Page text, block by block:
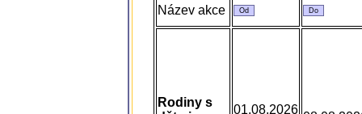
Název akce
Rodiny s
01.08.2026